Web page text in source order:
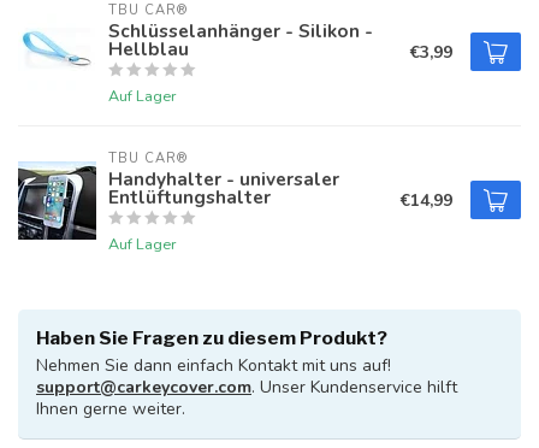
TBU CAR®
Schlüsselanhänger - Silikon -
Hellblau
Auf Lager
€3,99
TBU CAR®
Handyhalter - universaler
Entlüftungshalter
Auf Lager
€14,99
Haben Sie Fragen zu diesem Produkt?
Nehmen Sie dann einfach Kontakt mit uns auf!
support@carkeycover.com. Unser Kundenservice hilft
Ihnen gerne weiter.